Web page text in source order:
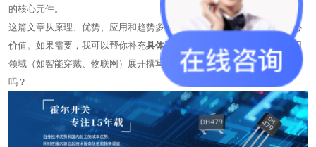
的核心元件。
这篇文章从原理、优势、应用和趋势多维度解析了微功耗霍尔开关的核心
价值。如果需要，我可以帮你补充具体产品参数对比表
，或针对某一应用
领域（如智能穿戴、物联网）展开撰写深度技术方案，需要我进一步完善
吗？